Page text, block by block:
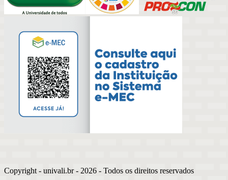
Copyright - univali.br - 2026 - Todos os direitos reservados